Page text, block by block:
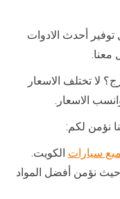
أحدث الادوات
معنا.
لا تختلف الاسعار
الاسعار.
نؤمن لكم:
سيارات الكويت.
نؤمن أفضل المواد